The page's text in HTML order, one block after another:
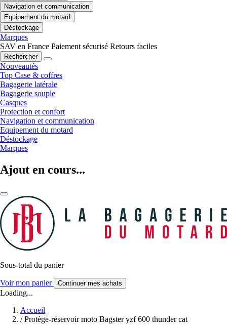
Navigation et communication
Equipement du motard
Déstockage
Marques
SAV en France Paiement sécurisé Retours faciles
Rechercher
Nouveautés
Top Case & coffres
Bagagerie latérale
Bagagerie souple
Casques
Protection et confort
Navigation et communication
Equipement du motard
Déstockage
Marques
Ajout en cours...
Sous-total du panier
Voir mon panier Continuer mes achats
Loading...
Accueil
/ Protège-réservoir moto Bagster yzf 600 thunder cat